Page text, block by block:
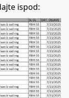
ispod: